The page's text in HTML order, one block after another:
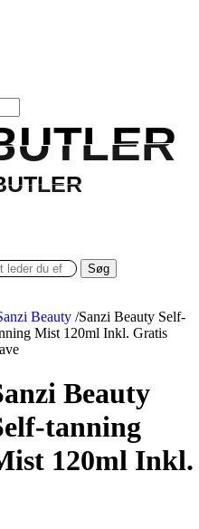
Søg
Beauty /Sanzi Beauty Self-
Mist 120ml Inkl. Gratis
Beauty
tanning
120ml Inkl.